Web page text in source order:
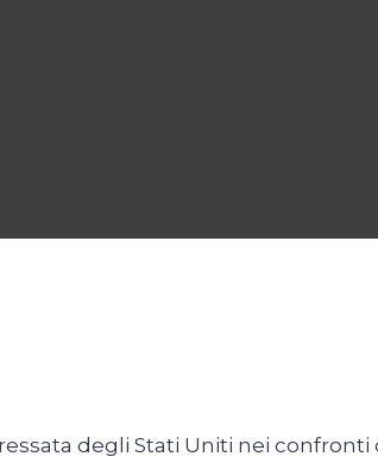
degli Stati Uniti nei